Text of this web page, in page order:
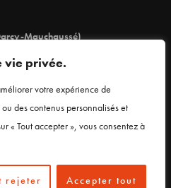
vie privée.
votre expérience de
des contenus personnalisés et
« Tout accepter », vous consentez à
rejeter Accepter tout
Mauchaussé)